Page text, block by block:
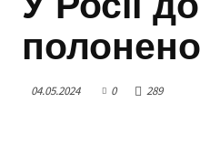
04.05.2024 0 289